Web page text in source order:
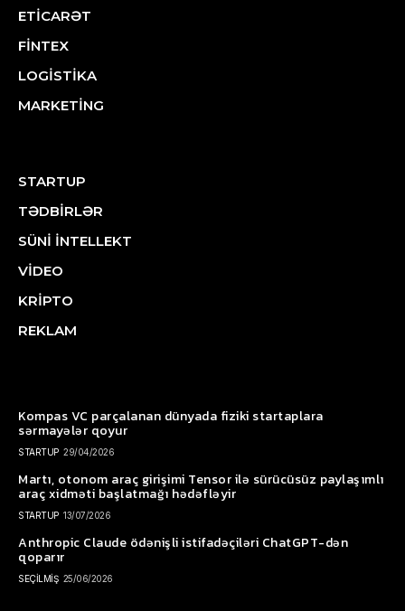
ETİCARƏT
FİNTEX
LOGİSTİKA
MARKETİNG
STARTUP
TƏDBİRLƏR
SÜNİ İNTELLEKT
VİDEO
KRİPTO
REKLAM
Kompas VC parçalanan dünyada fiziki startaplara
sərmayələr qoyur
STARTUP 29/04/2026
Martı, otonom araç girişimi Tensor ilə sürücüsüz paylaşımlı
araç xidməti başlatmağı hədəfləyir
STARTUP 13/07/2026
Anthropic Claude ödənişli istifadəçiləri ChatGPT-dən
qoparır
SEÇİLMİŞ 25/06/2026